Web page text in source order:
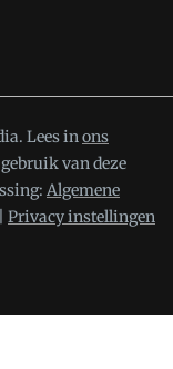
Lees inons
van deze
Algemene
Privacy instellingen